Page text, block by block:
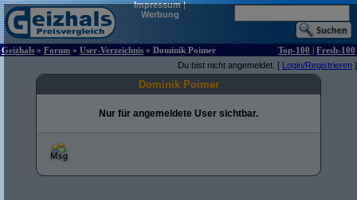
Impressum|
Werbung
Geizhals » Forum » User-Verzeichnis » Dominik Poimer Top-100 | Fresh-100
Du bist nicht angemeldet. [ Login/Registrieren ]
Dominik Poimer
Nur für angemeldete User sichtbar.